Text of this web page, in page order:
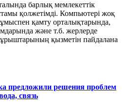
барлық мемлекеттік
қолжетімді. Компьютері жоқ
қамту орталықтарында,
және т.б. жерлерде
қызметін пайдалана
предложили решения проблем
связь